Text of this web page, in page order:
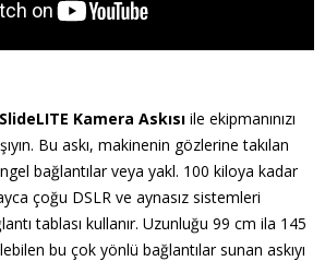
SlideLITE Kamera Askısı ile ekipmanınızı
Bu askı, makinenin gözlerine takılan
bağlantılar veya yakl. 100 kiloya kadar
çoğu DSLR ve aynasız sistemleri
tablası kullanır. Uzunluğu 99 cm ila 145
bu çok yönlü bağlantılar sunan askıyı